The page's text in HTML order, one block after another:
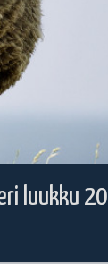
luukku 20